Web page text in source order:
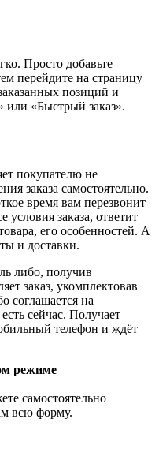
Просто добавьте
перейдите на страницу
позиций и
или «Быстрый заказ».
покупателю не
заказа самостоятельно.
время вам перезвонит
заказа, ответит
его особенностей. А
и доставки.
либо, получив
заказ, укомплектовав
соглашается на
сейчас. Получает
телефон и ждёт
режиме
самостоятельно
всю форму.